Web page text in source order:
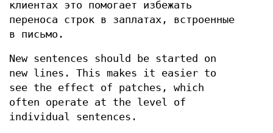
клиентах это помогает избежать
переноса строк в заплатах, встроенные
в письмо.
New sentences should be started on
new lines. This makes it easier to
see the effect of patches, which
often operate at the level of
individual sentences.